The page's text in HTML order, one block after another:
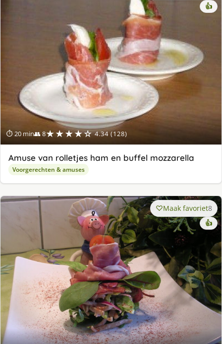
⏱ 20 min👥 8★★★★☆ 4.34 (128)
👍
Amuse van rolletjes ham en buffel mozzarella
Voorgerechten & amuses
Maak favoriet8
👍